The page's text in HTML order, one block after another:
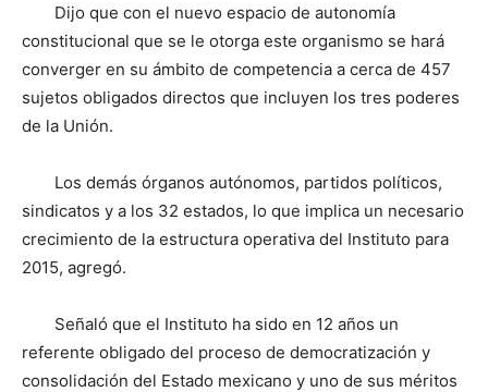
Dijo que con el nuevo espacio de autonomía
constitucional que se le otorga este organismo se hará
converger en su ámbito de competencia a cerca de 457
sujetos obligados directos que incluyen los tres poderes
de la Unión.
Los demás órganos autónomos, partidos políticos,
sindicatos y a los 32 estados, lo que implica un necesario
crecimiento de la estructura operativa del Instituto para
2015, agregó.
Señaló que el Instituto ha sido en 12 años un
referente obligado del proceso de democratización y
consolidación del Estado mexicano y uno de sus méritos